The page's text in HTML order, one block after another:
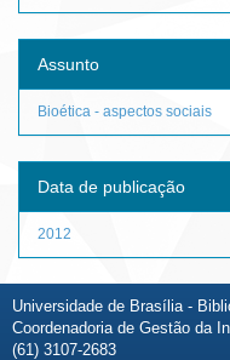
Assunto
Bioética - aspectos sociais
Data de publicação
2012
Universidade de Brasília -
Coordenadoria de Gestão da
(61) 3107-2683